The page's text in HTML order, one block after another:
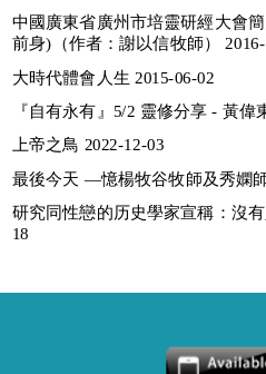
中國廣東省廣州市培靈研經大會
前身)（作者：謝以信牧師） 2016-
大時代體會人生 2015-06-02
『自有永有』5/2 靈修分享 - 黃偉
上帝之鳥 2022-12-03
最後今天 —憶楊牧谷牧師及秀嫻
研究同性戀的历史學家宣稱：沒
18